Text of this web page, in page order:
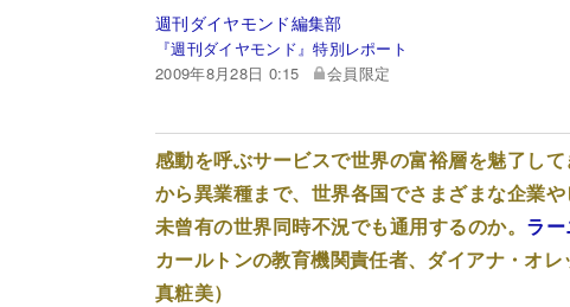
週刊ダイヤモンド編集部
『週刊ダイヤモンド』特別レポート
2009年8月28日 0:15
会員限定
感動を呼ぶサービスで世界の富裕層を魅了し
から異業種まで、世界各国でさまざまな企業
未曾有の世界同時不況でも通用するのか。 ラ
カールトンの教育機関責任者、ダイアナ・オ
真粧美）